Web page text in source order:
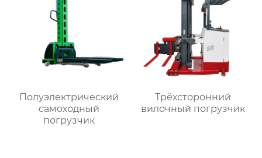
Полуэлектрический
самоходный
погрузчик
Трёхсторонний
вилочный погрузчик